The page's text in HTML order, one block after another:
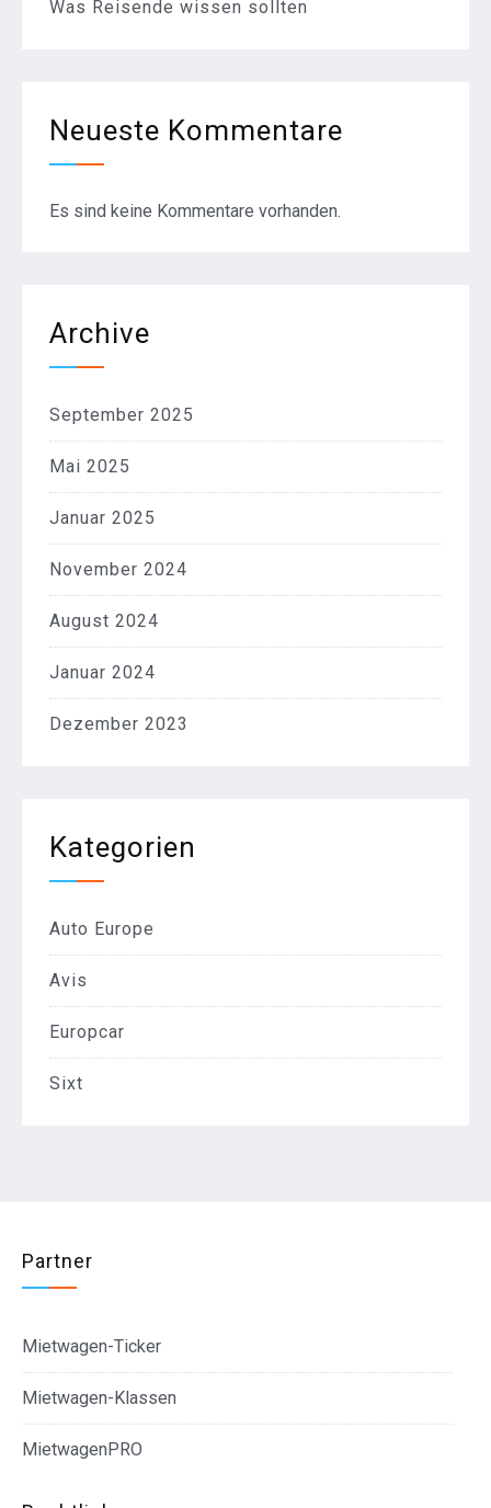
Was Reisende wissen sollten
Neueste Kommentare
Es sind keine Kommentare vorhanden.
Archive
September 2025
Mai 2025
Januar 2025
November 2024
August 2024
Januar 2024
Dezember 2023
Kategorien
Auto Europe
Avis
Europcar
Sixt
Partner
Mietwagen-Ticker
Mietwagen-Klassen
MietwagenPRO